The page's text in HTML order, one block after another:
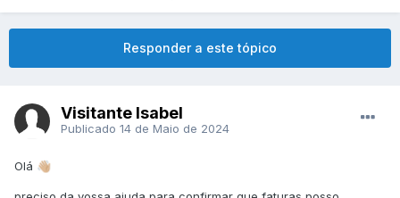
Responder a este tópico
Visitante Isabel
Publicado 14 de Maio de 2024
Olá 👋🏼